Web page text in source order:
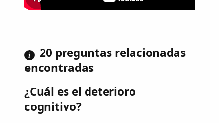
20 preguntas relacionadas
encontradas
¿Cuál es el deterioro
cognitivo?